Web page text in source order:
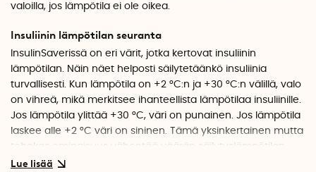
valoilla, jos lämpötila ei ole oikea.
Insuliinin lämpötilan seuranta
InsulinSaverissä on eri värit, jotka kertovat insuliinin
lämpötilan. Näin näet helposti säilytetäänkö insuliinia
turvallisesti. Kun lämpötila on +2 °C:n ja +30 °C:n välillä, valo
on vihreä, mikä merkitsee ihanteellista lämpötilaa insuliinille.
Jos lämpötila ylittää +30 °C, väri on punainen. Jos lämpötila
laskee alle +2 °C väri on sininen. Tämä yksinkertainen mutta
tehokas ominaisuus vähentää väärän säilytyslämpötilan
riskiä.